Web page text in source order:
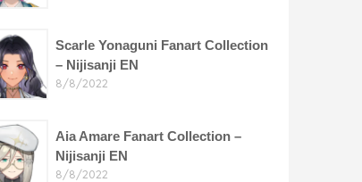
Scarle Yonaguni Fanart Collection
– Nijisanji EN
8/8/2022
Aia Amare Fanart Collection –
Nijisanji EN
8/8/2022